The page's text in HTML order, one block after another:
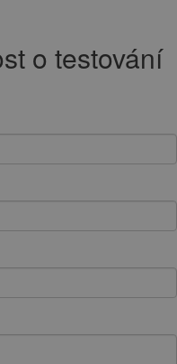
o testování